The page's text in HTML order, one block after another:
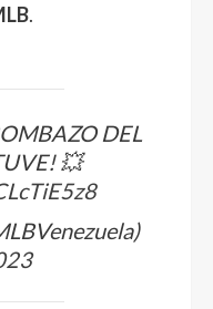
.
DEL
💥